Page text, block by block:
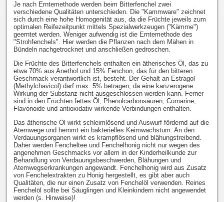
Je nach Erntemethode werden beim Bitterfenchel zwei
verschiedene Qualitäten unterschieden. Die "Kammware" zeichnet
sich durch eine hohe Homogenität aus, da die Früchte jeweils zum
optimalen Reifezeitpunkt mittels Spezialwerkzeugen ("Kämme")
geerntet werden. Weniger aufwendig ist die Erntemethode des
"Strohfenchels". Hier werden die Pflanzen nach dem Mähen in
Bündeln nachgetrocknet und anschließen gedroschen.
Die Früchte des Bitterfenchels enthalten ein ätherisches Öl, das zu
etwa 70% aus Anethol und 15% Fenchon, das für den bitteren
Geschmack verantwortlich ist, besteht. Der Gehalt an Estragol
(Methylchavicol) darf max. 5% betragen, da eine kanzerogene
Wirkung der Substanz nicht ausgeschlossen werden kann. Ferner
sind in den Früchten fettes Öl, Phenolcarbonsäuren, Cumarine,
Flavonoide und antioxidativ wirkende Verbindungen enthalten.
Das ätherische Öl wirkt schleimlösend und Auswurf fördernd auf die
Atemwege und hemmt ein bakterielles Keimwachstum. An den
Verdauungsorganen wirkt es krampflösend und blähungstreibend.
Daher werden Fencheltee und Fenchelhonig nicht nur wegen des
angenehmen Geschmacks vor allem in der Kinderheilkunde zur
Behandlung von Verdauungsbeschwerden, Blähungen und
Atemwegserkrankungen angewandt. Fenchelhonig wird aus Zusatz
von Fenchelextrakten zu Honig hergestellt, es gibt aber auch
Qualitäten, die nur einen Zusatz von Fenchelöl verwenden. Reines
Fenchelöl sollte bei Säuglingen und Kleinkindern nicht angewendet
werden (s. Hinweise)!